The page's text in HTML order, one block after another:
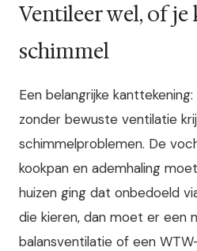
Ventileer wel, of
schimmel
Een belangrijke
zonder bewuste ventilatie
schimmelproblemen. De
kookpan en ademhaling
huizen ging dat onbedoeld
die kieren, dan moet er een
balansventilatie of een